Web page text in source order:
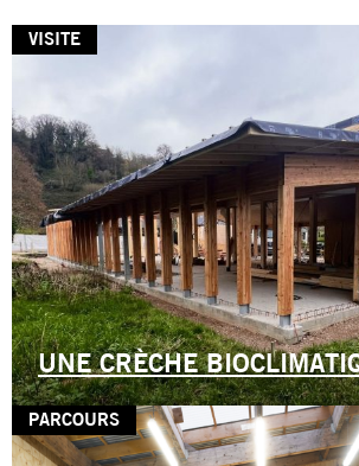
VISITE
UNE CRÈCHE
PARCOURS